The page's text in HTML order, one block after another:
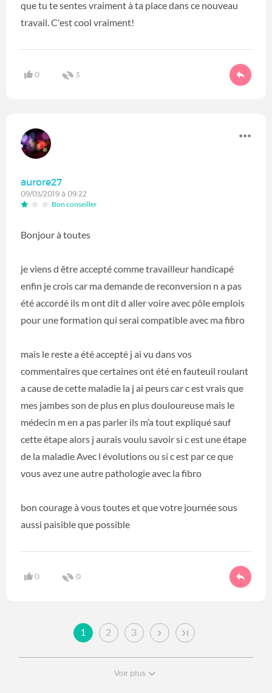
que tu te sentes vraiment à ta place dans ce nouveau
travail. C'est cool vraiment!
0 3
aurore27
09/03/2019 à 09:22
Bon conseiller
Bonjour à toutes
je viens d être accepté comme travailleur handicapé
enfin je crois car ma demande de reconversion n a pas
été accordé ils m ont dit d aller voire avec pôle emplois
pour une formation qui serai compatible avec ma fibro
mais le reste a été accepté j ai vu dans vos
commentaires que certaines ont été en fauteuil roulant
a cause de cette maladie la j ai peurs car c est vrais que
mes jambes son de plus en plus douloureuse mais le
médecin m en a pas parler ils m’a tout expliqué sauf
cette étape alors j aurais voulu savoir si c est une étape
de la maladie Avec l évolutions ou si c est par ce que
vous avez une autre pathologie avec la fibro
bon courage à vous toutes et que votre journée sous
aussi paisible que possible
0 0
1 2 3
Voir plus